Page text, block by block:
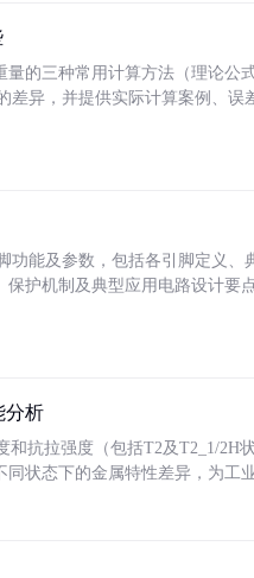
的三种常用计算方法（理论公
差异，并提供实际计算案例、
功能及参数，包括各引脚定义
护机制及典型应用电路设计要
分析
抗拉强度（包括T2及T2_1/2H
状态下的金属特性差异，为工